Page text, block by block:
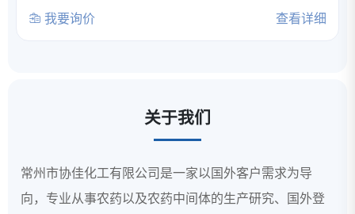
我要询价 查看详细
关于我们
常州市协佳化工有限公司是一家以国外客户需求为导
向，专业从事农药以及农药中间体的生产研究、国外登